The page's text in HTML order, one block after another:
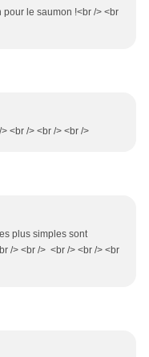
le saumon !<br /> <br
<br /> <br /> <br />
plus simples sont
/> <br /> <br /> <br /> <br